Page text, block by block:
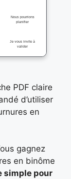
Nous pourrions
planifier
Je vous invite à
valider
PDF claire
d’utiliser
en
gagnez
en binôme
simple pour